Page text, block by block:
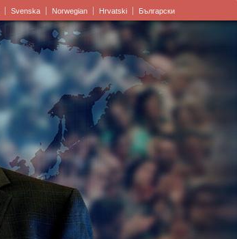
Svenska Norwegian Hrvatski Български